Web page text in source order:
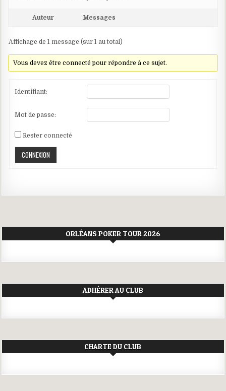
Auteur Messages
Affichage de 1 message (sur 1 au total)
Vous devez être connecté pour répondre à ce sujet.
Identifiant:
Mot de passe:
Rester connecté
CONNEXION
ORLÉANS POKER TOUR 2026
ADHÉRER AU CLUB
CHARTE DU CLUB